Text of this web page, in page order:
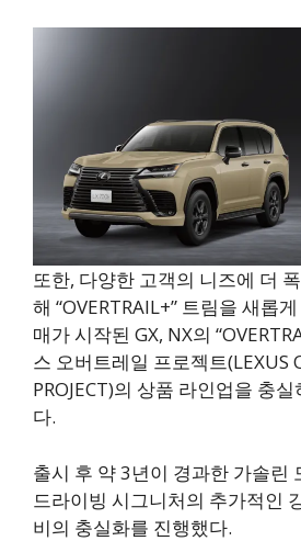
또한, 다양한 고객의 니즈에 더
해 “OVERTRAIL+” 트림을 새롭
매가 시작된 GX, NX의
스 오버트레일 프로젝트(LEXUS
PROJECT)의 상품 라인업을 충
다.
출시 후 약 3년이 경과한 가솔린
드라이빙 시그니처의 추가적인
비의 충실화를 진행했다.